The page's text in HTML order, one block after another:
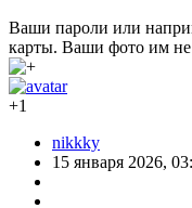
Ваши пароли или
карты. Ваши фото им
+1
nikkky
15 января 2026,